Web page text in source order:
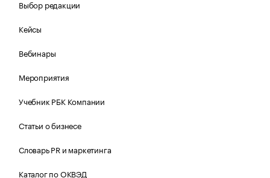
Выбор редакции
Кейсы
Вебинары
Мероприятия
Учебник РБК Компании
Статьи о бизнесе
Словарь PR и маркетинга
Каталог по ОКВЭД